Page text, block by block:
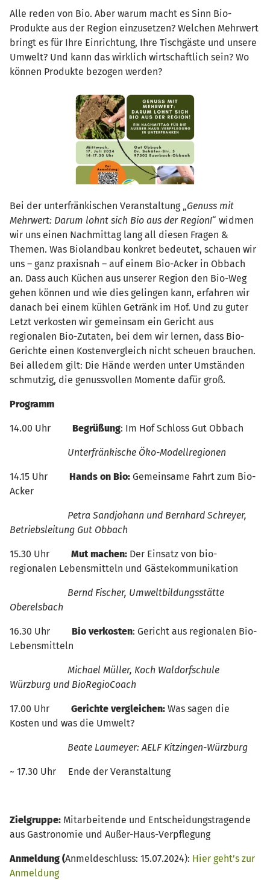
Alle reden von Bio. Aber warum macht es Sinn Bio-
Produkte aus der Region einzusetzen? Welchen Mehrwert
bringt es für Ihre Einrichtung, Ihre Tischgäste und unsere
Umwelt? Und kann das wirklich wirtschaftlich sein? Wo
können Produkte bezogen werden?
Bei der unterfränkischen Veranstaltung „Genuss mit
Mehrwert: Darum lohnt sich Bio aus der Region!“ widmen
wir uns einen Nachmittag lang all diesen Fragen &
Themen. Was Biolandbau konkret bedeutet, schauen wir
uns – ganz praxisnah – auf einem Bio-Acker in Obbach
an. Dass auch Küchen aus unserer Region den Bio-Weg
gehen können und wie dies gelingen kann, erfahren wir
danach bei einem kühlen Getränk im Hof. Und zu guter
Letzt verkosten wir gemeinsam ein Gericht aus
regionalen Bio-Zutaten, bei dem wir lernen, dass Bio-
Gerichte einen Kostenvergleich nicht scheuen brauchen.
Bei alledem gilt: Die Hände werden unter Umständen
schmutzig, die genussvollen Momente dafür groß.
Programm
14.00 Uhr Begrüßung: Im Hof Schloss Gut Obbach
Unterfränkische Öko-Modellregionen
14.15 Uhr Hands on Bio: Gemeinsame Fahrt zum Bio-
Acker
Petra Sandjohann und Bernhard Schreyer,
Betriebsleitung Gut Obbach
15.30 Uhr Mut machen: Der Einsatz von bio-
regionalen Lebensmitteln und Gästekommunikation
Bernd Fischer, Umweltbildungsstätte
Oberelsbach
16.30 Uhr Bio verkosten: Gericht aus regionalen Bio-
Lebensmitteln
Michael Müller, Koch Waldorfschule
Würzburg und BioRegioCoach
17.00 Uhr Gerichte vergleichen: Was sagen die
Kosten und was die Umwelt?
Beate Laumeyer: AELF Kitzingen-Würzburg
~ 17.30 Uhr Ende der Veranstaltung
Zielgruppe: Mitarbeitende und Entscheidungstragende
aus Gastronomie und Außer-Haus-Verpflegung
Anmeldung (Anmeldeschluss: 15.07.2024): Hier geht’s zur
Anmeldung